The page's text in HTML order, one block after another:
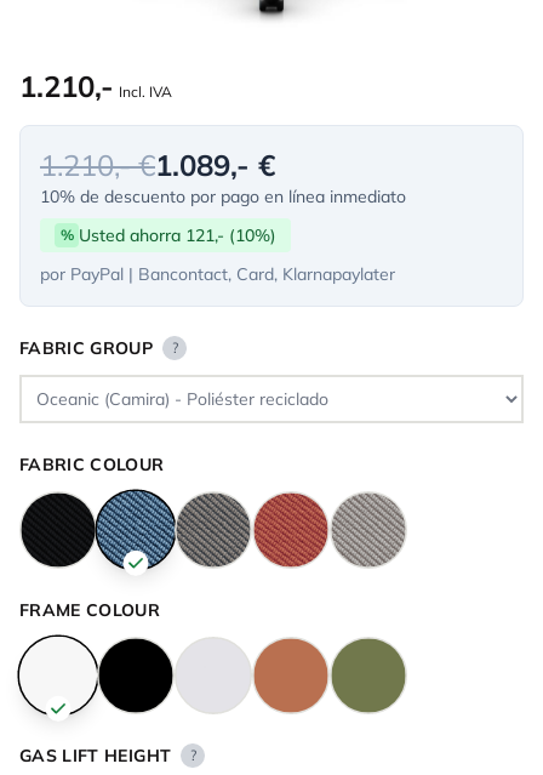
1.210,- Incl. IVA
1.210,- €1.089,- €
10% de descuento por pago en línea inmediato
% Usted ahorra 121,- (10%)
por PayPal | Bancontact, Card, Klarnapaylater
FABRIC GROUP ?
FABRIC COLOUR
FRAME COLOUR
GAS LIFT HEIGHT ?